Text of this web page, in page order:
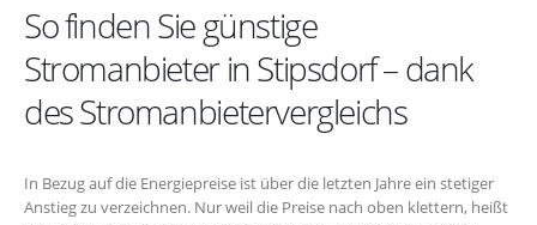
So finden Sie günstige
Stromanbieter in Stipsdorf – dank
des Stromanbietervergleichs
In Bezug auf die Energiepreise ist über die letzten Jahre ein stetiger
Anstieg zu verzeichnen. Nur weil die Preise nach oben klettern, heißt